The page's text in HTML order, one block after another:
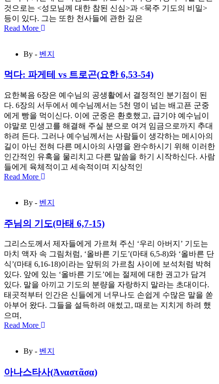
것으로는 <성모님께 대한 참된 신심>과 <묵주 기도의 비밀>
등이 있다. 그는 또한 천사들에 관한 깊은
Read More
By - 벤지
먹다: 파게테 vs 트로곤(요한 6,53-54)
요한복음 6장은 예수님의 공생활에서 결정적인 분기점이 된
다. 6장의 서두에서 예수님께서는 5천 명이 넘는 배고픈 군중
에게 빵을 먹이신다. 이에 군중은 환호했고, 급기야 예수님이
야말로 민생고를 해결해 주실 분으로 여겨 임금으로까지 추대
하려 든다. 그러나 예수님께서는 사람들이 생각하는 메시아의
길이 아닌 전혀 다른 메시아의 사명을 완수하시기 위해 이러한
인간적인 유혹을 물리치고 다른 말씀을 하기 시작하신다. 사람
들에게 육체적이고 세속적이며 지상적인
Read More
By - 벤지
주님의 기도(마태 6,7-15)
그리스도께서 제자들에게 가르쳐 주신 ‘우리 아버지’ 기도는
마치 액자 속 그림처럼, ‘올바른 기도’(마태 6,5-8)와 ‘올바른 단
식’(마태 6,16-18)이라는 앞뒤의 가르침 사이에 보석처럼 박혀
있다. 앞에 있는 ‘올바른 기도’에는 절제에 대한 권고가 담겨
있다. 말을 아끼고 기도의 분량을 자랑하지 말라는 초대이다.
태곳적부터 인간은 신들에게 너무나도 손쉽게 수많은 말을 쏟
아부어 왔다. 그들을 설득하려 애썼고, 때로는 지치게 하려 했
으며,
Read More
By - 벤지
아나스타사(Ἀναστᾶσα)